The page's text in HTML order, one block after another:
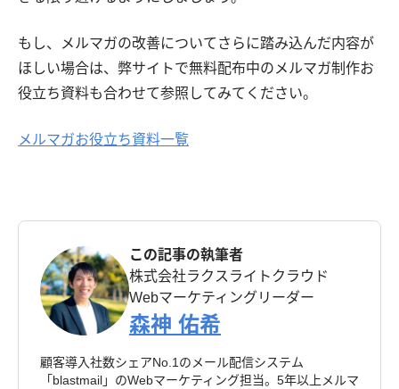
もし、メルマガの改善についてさらに踏み込んだ内容が
ほしい場合は、弊サイトで無料配布中のメルマガ制作お
役立ち資料も合わせて参照してみてください。
メルマガお役立ち資料一覧
この記事の執筆者
株式会社ラクスライトクラウド
Webマーケティングリーダー
森神 佑希
顧客導入社数シェアNo.1のメール配信システム
「blastmail」のWebマーケティング担当。5年以上メルマ